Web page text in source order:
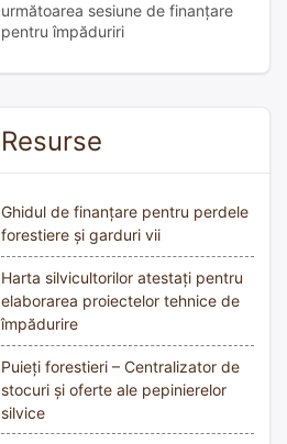
următoarea sesiune de finanțare
pentru împăduriri
Resurse
Ghidul de finanțare pentru perdele
forestiere și garduri vii
Harta silvicultorilor atestați pentru
elaborarea proiectelor tehnice de
împădurire
Puieți forestieri – Centralizator de
stocuri și oferte ale pepinierelor
silvice